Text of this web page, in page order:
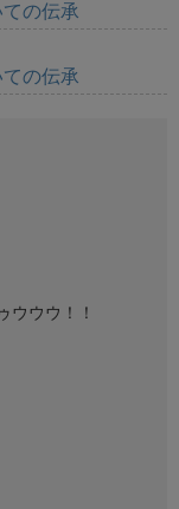
の伝承
の伝承
ウウウ！！